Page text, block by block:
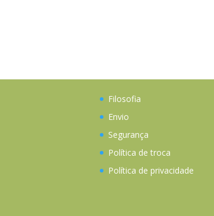
Filosofia
Envio
Segurança
Política de troca
Política de privacidade